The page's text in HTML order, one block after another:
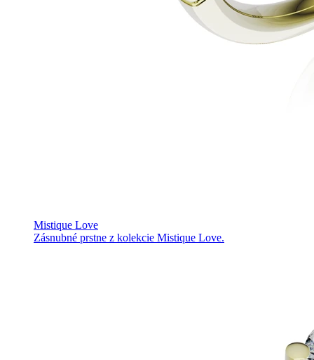
Mistique Love
Zásnubné prstne z kolekcie Mistique Love.